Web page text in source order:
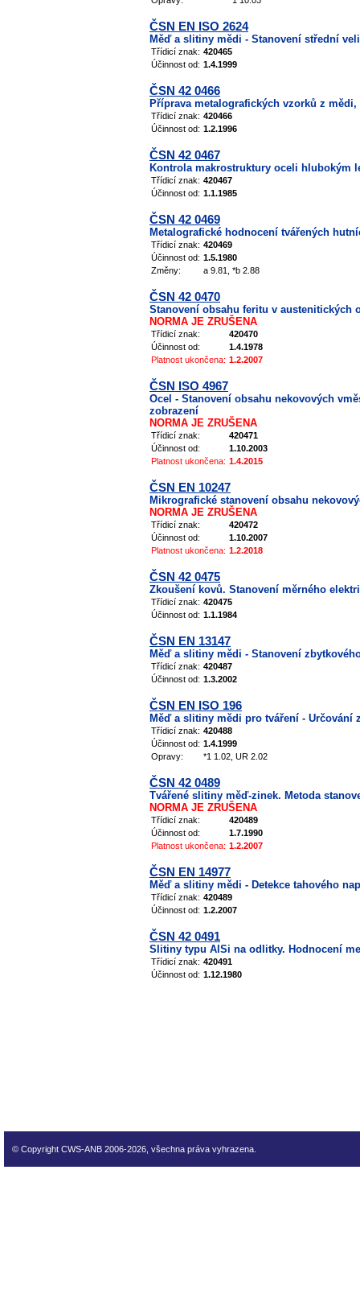
ČSN EN ISO 2624
Měď a slitiny mědi - Stanovení střední
Třídicí znak: 420465
Účinnost od: 1.4.1999
ČSN 42 0466
Příprava metalografických vzorků z
Třídicí znak: 420466
Účinnost od: 1.2.1996
ČSN 42 0467
Kontrola makrostruktury oceli hlubokým
Třídicí znak: 420467
Účinnost od: 1.1.1985
ČSN 42 0469
Metalografické hodnocení tvářených
Třídicí znak: 420469
Účinnost od: 1.5.1980
Změny:
a 9.81, *b 2.88
ČSN 42 0470
Stanovení obsahu feritu v austenitických
NORMA JE ZRUŠENA
Třídicí znak:
420470
Účinnost od:
1.4.1978
Platnost ukončena: 1.2.2007
ČSN ISO 4967
Ocel - Stanovení obsahu nekovových
zobrazení
NORMA JE ZRUŠENA
Třídicí znak:
420471
Účinnost od:
1.10.2003
Platnost ukončena: 1.4.2015
ČSN EN 10247
Mikrografické stanovení obsahu
NORMA JE ZRUŠENA
Třídicí znak:
420472
Účinnost od:
1.10.2007
Platnost ukončena: 1.2.2018
ČSN 42 0475
Zkoušení kovů. Stanovení měrného
Třídicí znak: 420475
Účinnost od: 1.1.1984
ČSN EN 13147
Měď a slitiny mědi - Stanovení
Třídicí znak: 420487
Účinnost od: 1.3.2002
ČSN EN ISO 196
Měď a slitiny mědi pro tváření -
Třídicí znak: 420488
Účinnost od: 1.4.1999
Opravy:
*1 1.02, UR 2.02
ČSN 42 0489
Tvářené slitiny měď-zinek. Metoda
NORMA JE ZRUŠENA
Třídicí znak:
420489
Účinnost od:
1.7.1990
Platnost ukončena: 1.2.2007
ČSN EN 14977
Měď a slitiny mědi - Detekce tahového
Třídicí znak: 420489
Účinnost od: 1.2.2007
ČSN 42 0491
Slitiny typu AlSi na odlitky. Hodnocení
Třídicí znak: 420491
Účinnost od: 1.12.1980
© Copyright CWS-ANB 2006-2026, všechna práva vyhrazena.